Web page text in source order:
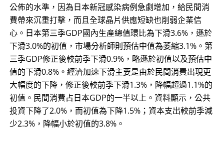
公佈的水準，因為日本新冠感染病例急劇增加，給民間消
費帶來沉重打擊，而且全球晶片供應短缺也削弱企業信
心。日本第三季GDP國內生產總值環比為下滑3.6%，遜於
下滑3.0%的初值，市場分析師則預估中值為萎縮3.1%。第
三季GDP修正後較前季下滑0.9%，略遜於初值以及預估中
值的下滑0.8%。經濟加速下滑主要是由於民間消費出現更
大幅度的下降，修正後較前季下滑1.3%，降幅超過1.1%的
初值。民間消費占日本GDP的一半以上。資料顯示，公共
投資下降了2.0%，而初值為下降1.5%；資本支出較前季減
少2.3%，降幅小於初值的3.8%。